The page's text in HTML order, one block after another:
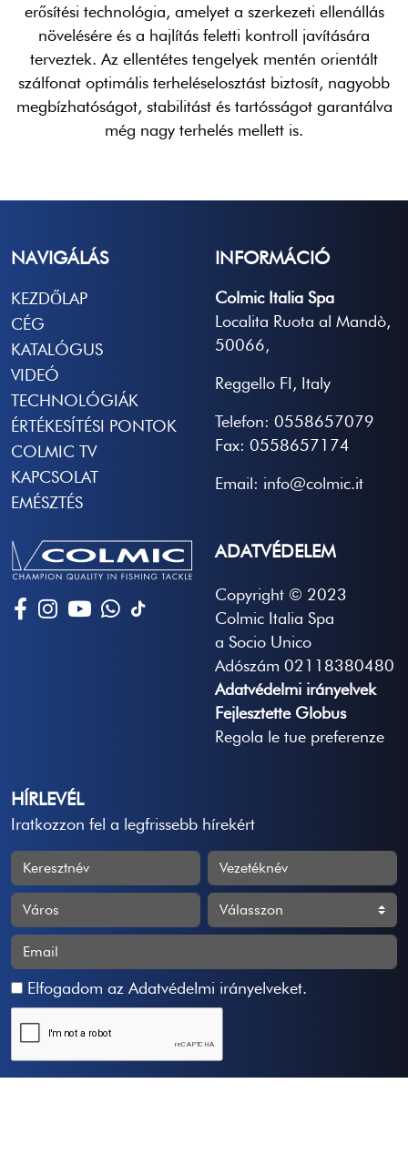
erősítési technológia, amelyet a szerkezeti ellenállás
növelésére és a hajlítás feletti kontroll javítására
terveztek. Az ellentétes tengelyek mentén orientált
szálfonat optimális terheléselosztást biztosít, nagyobb
megbízhatóságot, stabilitást és tartósságot garantálva
még nagy terhelés mellett is.
NAVIGÁLÁS
KEZDŐLAP
CÉG
KATALÓGUS
VIDEÓ
TECHNOLÓGIÁK
ÉRTÉKESÍTÉSI PONTOK
COLMIC TV
KAPCSOLAT
EMÉSZTÉS
INFORMÁCIÓ
Colmic Italia Spa
Localita Ruota al Mandò,
50066,
Reggello FI, Italy
Telefon: 0558657079
Fax: 0558657174
Email: info@colmic.it
ADATVÉDELEM
Copyright © 2023
Colmic Italia Spa
a Socio Unico
Adószám 02118380480
Adatvédelmi irányelvek
Fejlesztette Globus
Regola le tue preferenze
HÍRLEVÉL
Iratkozzon fel a legfrissebb hírekért
Elfogadom az Adatvédelmi irányelveket.